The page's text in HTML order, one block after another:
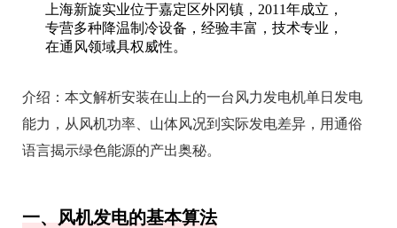
上海新旋实业位于嘉定区外冈镇，2011年成立，
专营多种降温制冷设备，经验丰富，技术专业，
在通风领域具权威性。
介绍： 本文解析安装在山上的一台风力发电机单日发电
能力，从风机功率、山体风况到实际发电差异，用通俗
语言揭示绿色能源的产出奥秘。
一、风机发电的基本算法